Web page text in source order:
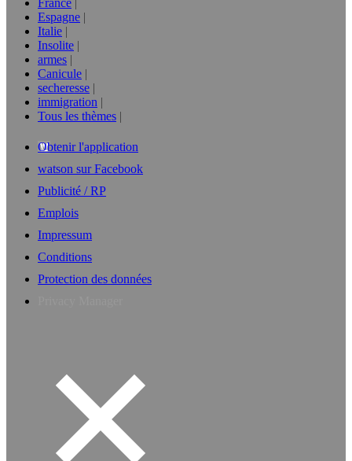
France
Espagne
Italie
Insolite
armes
Canicule
secheresse
immigration
Tous les thèmes
Obtenir l'application
watson sur Facebook
Publicité / RP
Emplois
Impressum
Conditions
Protection des données